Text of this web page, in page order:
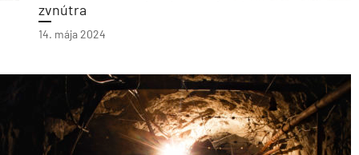
zvnútra
14. mája 2024